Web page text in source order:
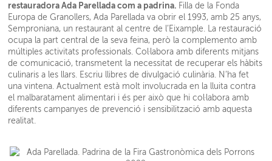
restauradora Ada Parellada com a padrina. Filla de la Fonda
Europa de Granollers, Ada Parellada va obrir el 1993, amb 25 anys,
Semproniana, un restaurant al centre de l’Eixample. La restauració
ocupa la part central de la seva feina, però la complemento amb
múltiples activitats professionals. Col·labora amb diferents mitjans
de comunicació, transmetent la necessitat de recuperar els hàbits
culinaris a les llars. Escriu llibres de divulgació culinària. N’ha fet
una vintena. Actualment està molt involucrada en la lluita contra
el malbaratament alimentari i és per això que hi col·labora amb
diferents campanyes de prevenció i sensibilització amb aquesta
realitat.